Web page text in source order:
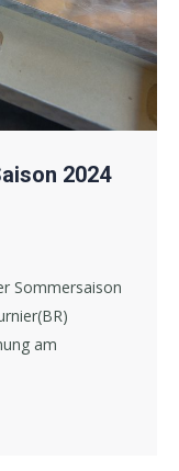
2024
Sommersaison
am